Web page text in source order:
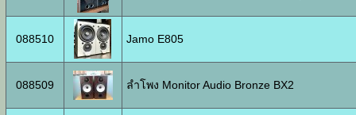
088510 Jamo E805
088509 ลำโพง Monitor Audio Bronze BX2